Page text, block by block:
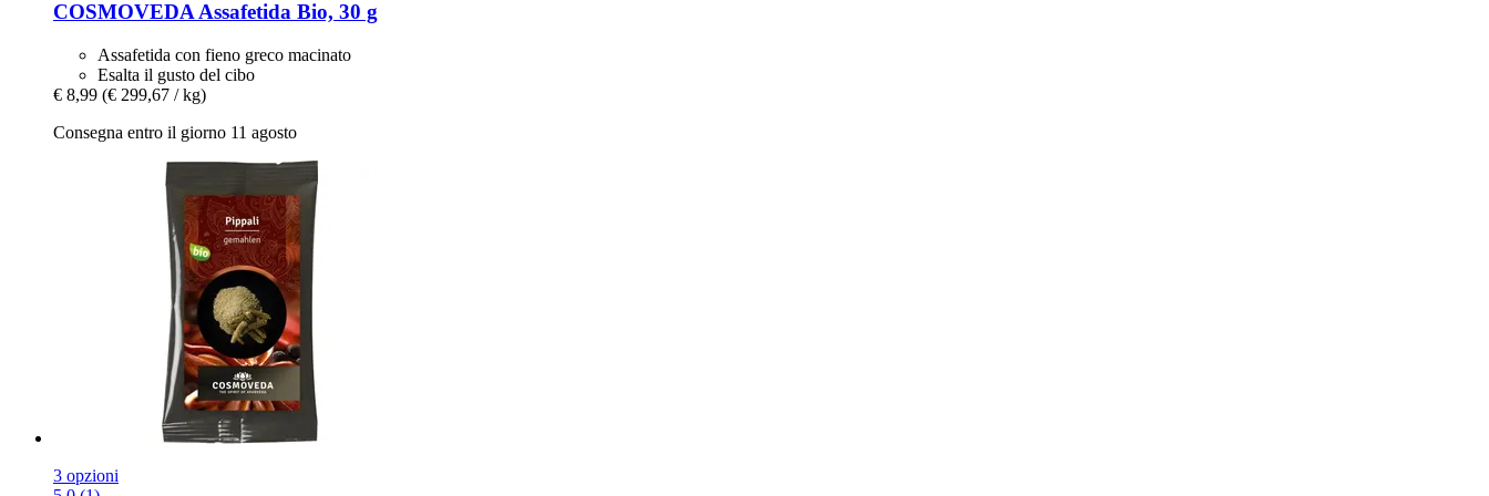
COSMOVEDAAssafetida Bio, 30 g
Assafetida con fieno greco macinato
Esalta il gusto del cibo
€ 8,99 (€ 299,67 / kg)
Consegna entro il giorno 11 agosto
3 opzioni